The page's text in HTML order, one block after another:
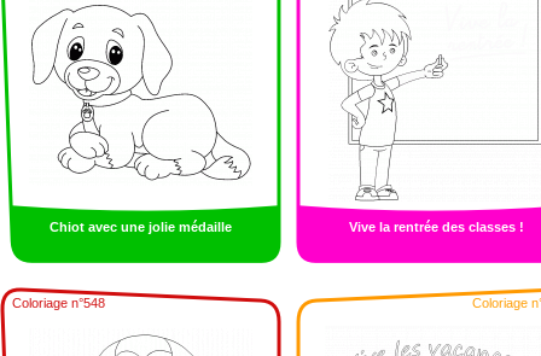
Chiot avec une jolie médaille Vive la rentrée des classes !
Coloriage n°548 Coloriage